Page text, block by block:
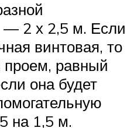
— 2 х 2,5 м. Если
винтовая, то
равный
она будет
на 1,5 м.